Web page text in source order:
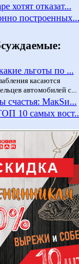
хотят отказат...
построенных...
льготы по ...
касаются
автомобилей с...
счастья: МакSи...
10 самых